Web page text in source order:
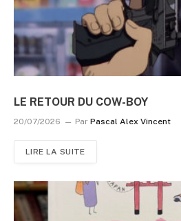
LE RETOUR DU COW-BOY
20/07/2026 Par Pascal Alex Vincent
LIRE LA SUITE